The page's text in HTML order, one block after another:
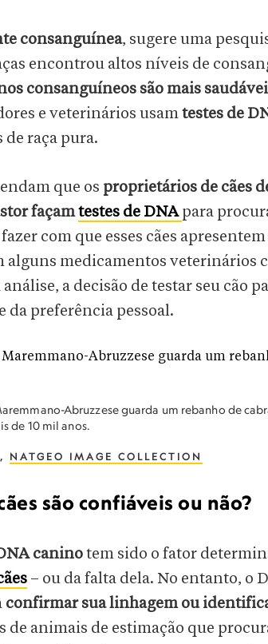
consanguínea, sugere uma
encontrou altos níveis de
consanguíneos são mais
e veterinários usamtestes de
de raça pura.
que os proprietários de cães
façamtestes de DNApara
com que esses cães
medicamentos veterinários
a decisão de testar seu cão
da preferência pessoal.
Abruzzese guarda um rebanho de
de 10 mil anos.
NATGEO IMAGE COLLECTION
são confiáveis ou não?
caninotem sido o fator
– ou da falta dela. No entanto, o
confirmar sua linhagem ou
de animais de estimação que